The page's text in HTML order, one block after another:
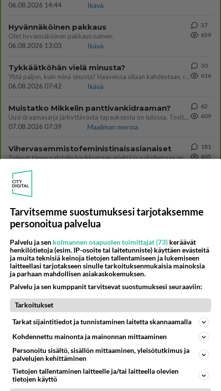
06.08.2026 14:44
Ikävä
Hyvännäköinen pakkaus
Olet hyvännäköinen pakkaus nainen.
06.08.2026 13:03
Ikävä
37
659
Tykkäätköhän vielä minusta?
Yhtä paljon, kuin minä sinusta? Haaveissa ollaan kahdestaan, rauhassa ja lähennytään fyysisesti ja tutustutaan syvemmin
06.08.2026 07:42
Ikävä
30
616
Muistatko Mikkelin panttivankidraaman?
Uusi draamasarja järkyttävästä tapauksesta on tulossa. Tositapahtumiin perustuva sarja ammentaa vuoden 1986 Mikkelin pan
07.08.2026 07:39
Maailman menoa
62
609
Vihervasemmistofeministinaisasianaiset
Tulevat tänne palstalle haukkumaan miehiä ja naljailemaan miehelle, kehuvat olevansa heitä parempia. Itse asuvat MIEHE
181
605
Olet ihana
05.08.2026 21:15
Ikävä
Muistatko Mikkelin panttivankidraaman?
Uusi draamasarja järkyttävästä tapauksesta on tulossa. Tositapahtumiin perustuva sarja ammentaa vuoden 1986 Mikkelin pan
Ernest Lawson täräytti erikoisen heiton TTK-lehdistötilaisuudessa: " Onko tässä tarkoituksena...?"
Jos SDP ei voita reilusti, persut kumoavat demokratian Suomesta 620
Uuden TTK-juontajan ympärillä epätietoisuus sakenee - Nyt MTV hämmentää soppaa
Mitä tuot pöytään parisuhteessa?
Tarvitsemme suostumuksesi tarjotaksemme
personoitua palvelua
Palvelu ja sen kolmannen osapuolen toimittajat (73) keräävät
henkilötietoja (esim. IP-osoite tai laitetunniste) käyttäen evästeitä
ja muita teknisiä keinoja tietojen tallentamiseen ja lukemiseen
laitteellasi tarjotakseen sinulle tarkoituksenmukaisia mainoksia
ja parhaan mahdollisen asiakaskokemuksen.
Palvelu ja sen kumppanit tarvitsevat suostumuksesi seuraaviin:
Tarkoitukset
Tarkat sijaintitiedot ja tunnistaminen laitetta skannaamalla
Kohdennettu mainonta ja mainonnan mittaaminen
Personoitu sisältö, sisällön mittaaminen, yleisötutkimus ja
palvelujen kehittäminen
Tietojen tallentaminen laitteelle ja/tai laitteella olevien
tietojen käyttö